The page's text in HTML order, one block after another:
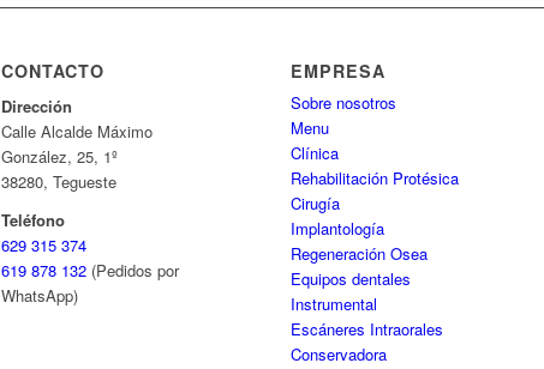
CONTACTO
Dirección
Calle Alcalde Máximo
González, 25, 1º
38280, Tegueste
Teléfono
629 315 374
619 878 132 (Pedidos por
WhatsApp)
EMPRESA
Sobre nosotros
Menu
Clínica
Rehabilitación Protésica
Cirugía
Implantología
Regeneración Osea
Equipos dentales
Instrumental
Escáneres Intraorales
Conservadora